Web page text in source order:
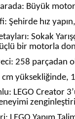
: Büyük
: Şehirde hız
: Sokak
bir motorla
: 258 parçadan
cm yüksekliğinde,
: LEGO Creator